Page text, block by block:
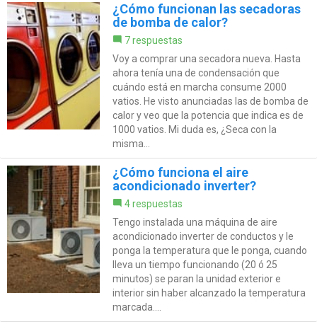
¿Cómo funcionan las secadoras
de bomba de calor?
7 respuestas
Voy a comprar una secadora nueva. Hasta
ahora tenía una de condensación que
cuándo está en marcha consume 2000
vatios. He visto anunciadas las de bomba de
calor y veo que la potencia que indica es de
1000 vatios. Mi duda es, ¿Seca con la
misma...
¿Cómo funciona el aire
acondicionado inverter?
4 respuestas
Tengo instalada una máquina de aire
acondicionado inverter de conductos y le
ponga la temperatura que le ponga, cuando
lleva un tiempo funcionando (20 ó 25
minutos) se paran la unidad exterior e
interior sin haber alcanzado la temperatura
marcada....